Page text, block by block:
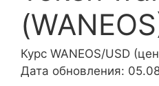
Курс WANEOS/USD
Дата обновления: